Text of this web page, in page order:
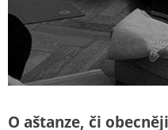
O aštanze, či